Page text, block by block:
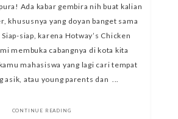
Ada kabar gembira nih buat kalian
khususnya yang doyan banget sama
siap, karena Hotway’s Chicken
membuka cabangnya di kota kita
mahasiswa yang lagi cari tempat
asik, atau young parents dan ...
CONTINUE READING